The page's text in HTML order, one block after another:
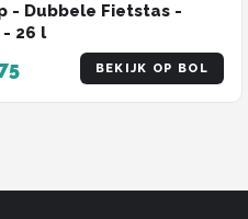
- Dubbele Fietstas -
26 l
BEKIJK OP BOL